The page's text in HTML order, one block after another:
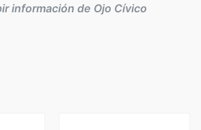
información de Ojo Cívico